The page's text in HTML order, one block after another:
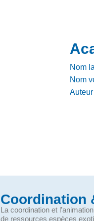
Nom
Nom
Auteur
Coordination
La coordination et
de ressources espèces